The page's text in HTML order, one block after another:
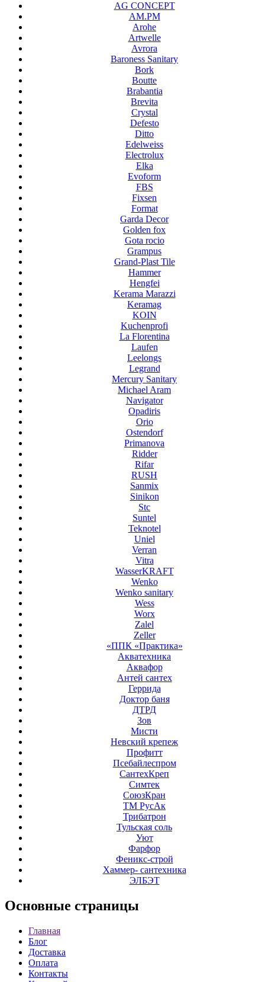
AG CONCEPT
AM.PM
Arohe
Artwelle
Avrora
Baroness Sanitary
Bork
Boutte
Brabantia
Brevita
Crystal
Defesto
Ditto
Edelweiss
Electrolux
Elka
Evoform
FBS
Fixsen
Format
Garda Decor
Golden fox
Gota rocio
Grampus
Grand-Plast Tile
Hammer
Hengfei
Kerama Marazzi
Keramag
KOIN
Kuchenprofi
La Florentina
Laufen
Leelongs
Legrand
Mercury Sanitary
Michael Aram
Navigator
Opadiris
Orio
Ostendorf
Primanova
Ridder
Rifar
RUSH
Sanmix
Sinikon
Stc
Suntel
Teknotel
Uniel
Verran
Vitra
WasserKRAFT
Wenko
Wenko sanitary
Wess
Worx
Zalel
Zeller
«ППК «Практика»
Акватехника
Аквафор
Антей сантех
Геррида
Доктор баня
ДТРД
Зов
Мисти
Невский крепеж
Профитт
Псебайлеспром
СантехКреп
Симтек
СоюзКран
ТМ РусАк
Трибатрон
Тульская соль
Уют
Фарфор
Феникс-строй
Хаммер- сантехника
ЭЛБЭТ
Основные страницы
Главная
Блог
Доставка
Оплата
Контакты